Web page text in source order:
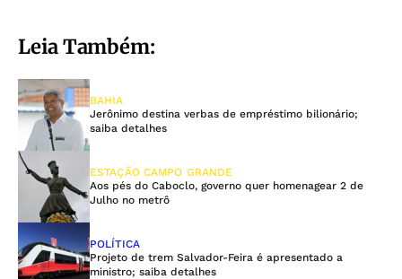
Leia Também:
BAHIA
Jerônimo destina verbas de empréstimo bilionário;
saiba detalhes
ESTAÇÃO CAMPO GRANDE
Aos pés do Caboclo, governo quer homenagear 2 de
Julho no metrô
POLÍTICA
Projeto de trem Salvador-Feira é apresentado a
ministro; saiba detalhes